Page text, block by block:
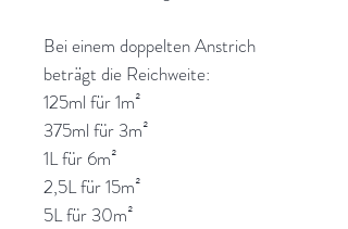
Bei einem doppelten Anstrich
beträgt die Reichweite:
125ml für 1m²
375ml für 3m²
1L für 6m²
2,5L für 15m²
5L für 30m²